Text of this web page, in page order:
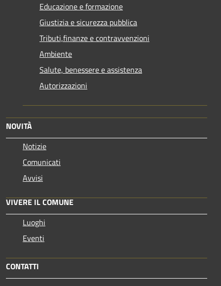
Educazione e formazione
Giustizia e sicurezza pubblica
Tributi,finanze e contravvenzioni
Ambiente
Salute, benessere e assistenza
Autorizzazioni
NOVITÀ
Notizie
Comunicati
Avvisi
VIVERE IL COMUNE
Luoghi
Eventi
CONTATTI